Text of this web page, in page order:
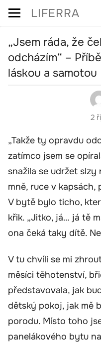
Skip
LIFERRA
„Jsem ráda, že
odcházím“ –
láskou a samotou
2
„Takže ty opravdu
zatímco jsem se
snažila se udržet slzy
mně, ruce v
V bytě bylo ticho,
křik. „Jitko, já… já tě
ona čeká taky dítě.
V tu chvíli se mi
měsíci těhotenství,
představovala, jak
dětský pokoj, jak mě
porodu. Místo toho
panelákového bytu